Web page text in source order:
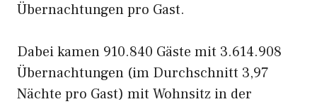
Übernachtungen pro Gast.
Dabei kamen 910.840 Gäste mit 3.614.908
Übernachtungen (im Durchschnitt 3,97
Nächte pro Gast) mit Wohnsitz in der